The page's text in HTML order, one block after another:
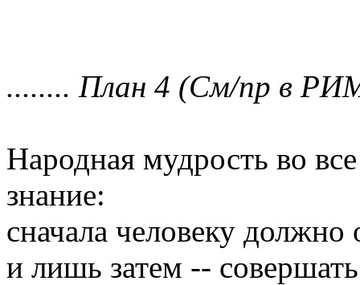
........ План 4 (См/пр в
Народная мудрость во
знание:
сначала человеку
и лишь затем --